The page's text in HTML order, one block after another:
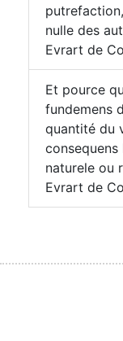
nulle des
Evrart de
Et pource
fundemens
quantité du
naturele ou
Evrart de